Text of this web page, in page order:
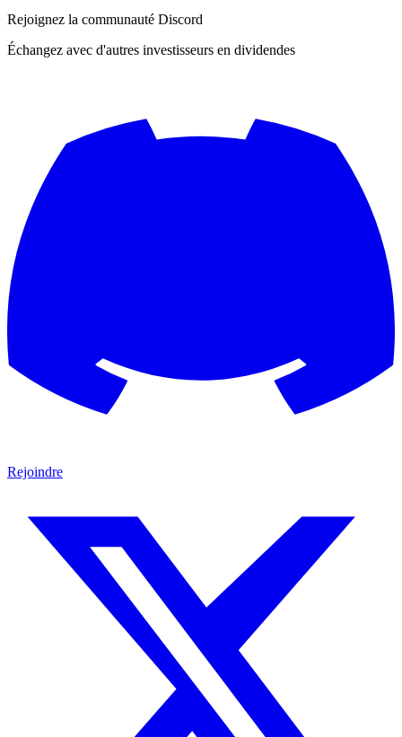
Rejoignez la communauté Discord
Échangez avec d'autres investisseurs en dividendes
Rejoindre